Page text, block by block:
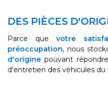
DES PIÈCES
Parce quevotre
préoccupation, nous
d'origine pouvant
d'entretien des véhicules